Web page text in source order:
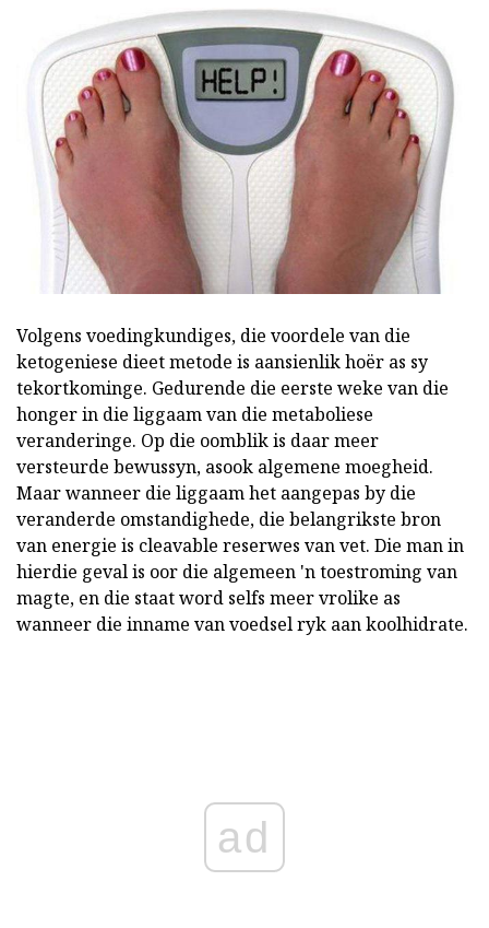
Volgens voedingkundiges, die voordele van die
ketogeniese dieet metode is aansienlik hoër as sy
tekortkominge. Gedurende die eerste weke van die
honger in die liggaam van die metaboliese
veranderinge. Op die oomblik is daar meer
versteurde bewussyn, asook algemene moegheid.
Maar wanneer die liggaam het aangepas by die
veranderde omstandighede, die belangrikste bron
van energie is cleavable reserwes van vet. Die man in
hierdie geval is oor die algemeen 'n toestroming van
magte, en die staat word selfs meer vrolike as
wanneer die inname van voedsel ryk aan koolhidrate.
ad